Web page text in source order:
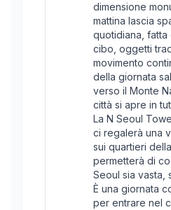
dimensione
mattina lascia
quotidiana, fatta
cibo, oggetti
movimento
della giornata
verso il Monte
città si apre in
La N Seoul
ci regalerà una
sui quartieri
permetterà di
Seoul sia vasta,
È una giornata
per entrare nel